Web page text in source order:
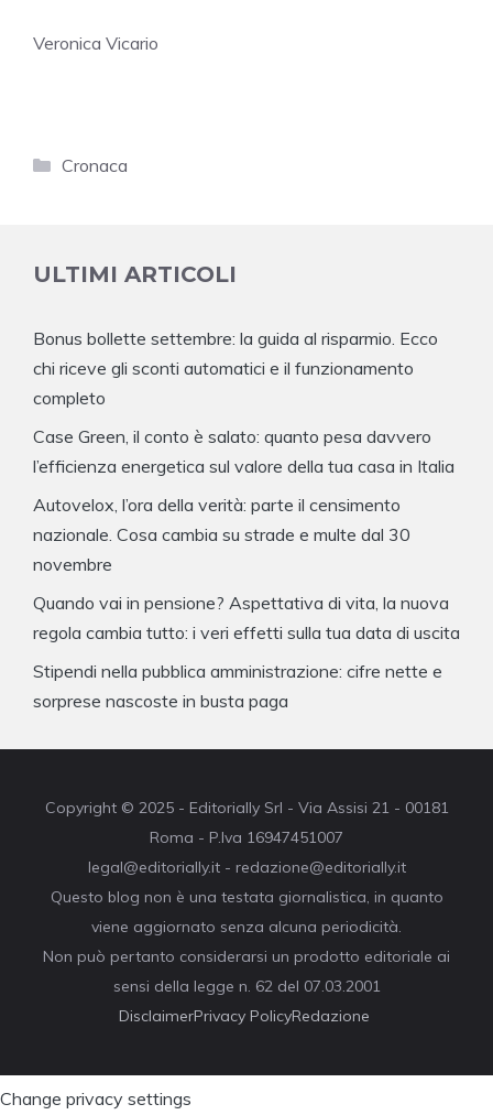
Veronica Vicario
Categorie
Cronaca
ULTIMI ARTICOLI
Bonus bollette settembre: la guida al risparmio. Ecco
chi riceve gli sconti automatici e il funzionamento
completo
Case Green, il conto è salato: quanto pesa davvero
l’efficienza energetica sul valore della tua casa in Italia
Autovelox, l’ora della verità: parte il censimento
nazionale. Cosa cambia su strade e multe dal 30
novembre
Quando vai in pensione? Aspettativa di vita, la nuova
regola cambia tutto: i veri effetti sulla tua data di uscita
Stipendi nella pubblica amministrazione: cifre nette e
sorprese nascoste in busta paga
Copyright © 2025 - Editorially Srl - Via Assisi 21 - 00181
Roma - P.Iva 16947451007
legal@editorially.it - redazione@editorially.it
Questo blog non è una testata giornalistica, in quanto
viene aggiornato senza alcuna periodicità.
Non può pertanto considerarsi un prodotto editoriale ai
sensi della legge n. 62 del 07.03.2001
DisclaimerPrivacy PolicyRedazione
Change privacy settings